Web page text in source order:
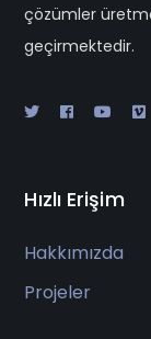
çözümler
geçirmektedir.
Hızlı Erişim
Hakkımızda
Projeler